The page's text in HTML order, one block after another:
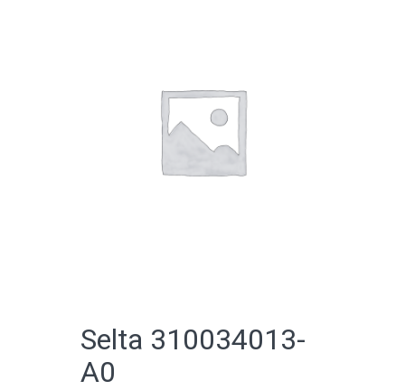
CATALOGO ONLINE
Selta 310034013-
A0